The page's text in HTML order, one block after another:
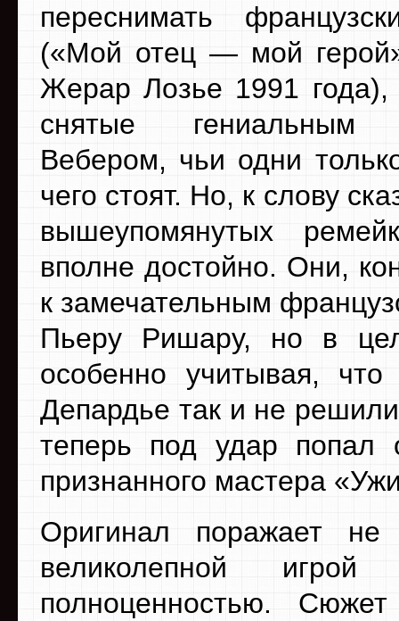
переснимать
(«Мой отец — мой
Жерар Лозье 1991 года),
снятые гениальным
Вебером, чьи одни
чего стоят. Но, к слову
вышеупомянутых
вполне достойно. Они,
к замечательным
Пьеру Ришару, но в
особенно учитывая,
Депардье так и не
теперь под удар попал
признанного мастера
Оригинал поражает не
великолепной
полноценностью.